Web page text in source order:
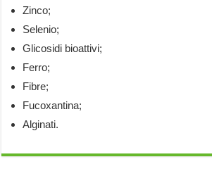
Zinco;
Selenio;
Glicosidi bioattivi;
Ferro;
Fibre;
Fucoxantina;
Alginati.